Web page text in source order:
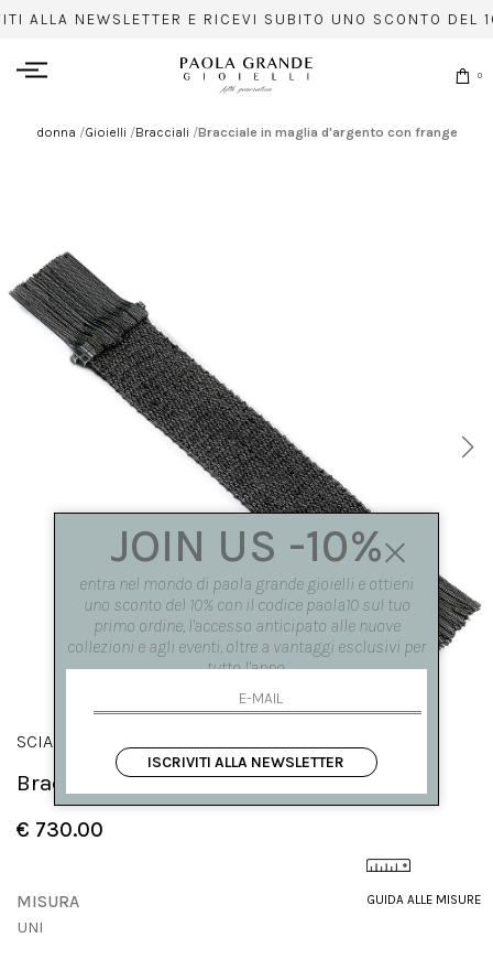
ALLA NEWSLETTER E RICEVI SUBITO UNO SCONTO
0
donna /Gioielli /Bracciali /Bracciale in maglia d'argento con frange
SCIARPE
Bracciale in maglia d'argento con frange
€ 730.00
GUIDA ALLE MISURE
MISURA
UNI
JOIN US -10%
entra nel mondo di paola grande gioielli e ottieni
uno sconto del 10% con il codice paola10 sul tuo
primo ordine, l'accesso anticipato alle nuove
collezioni e agli eventi, oltre a vantaggi esclusivi per
tutto l'anno.
ISCRIVITI ALLA NEWSLETTER